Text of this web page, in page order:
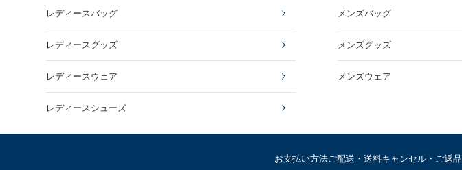
レディースバッグ
レディースグッズ
レディースウェア
レディースシューズ
メンズバッグ
メンズグッズ
メンズウェア
お支払い方法ご配送・送料キャンセル・ご返品